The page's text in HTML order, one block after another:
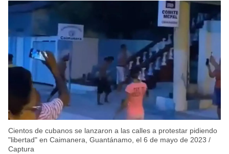
Cientos de cubanos se lanzaron a las calles a protestar pidiendo
"libertad" en Caimanera, Guantánamo, el 6 de mayo de 2023 /
Captura